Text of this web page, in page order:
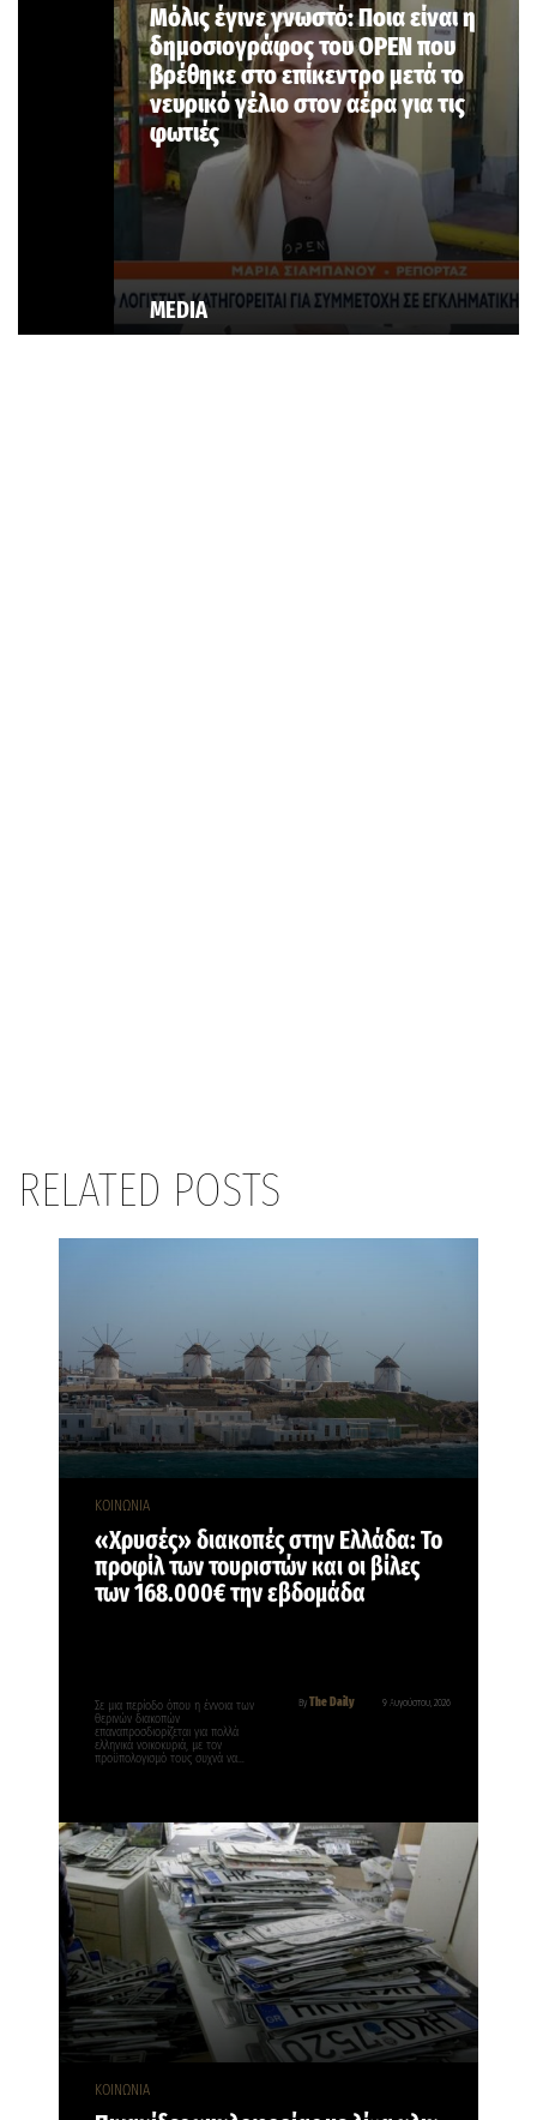
MEDIA
Μόλις έγινε γνωστό: Ποια είναι η
δημοσιογράφος του OPEN που
βρέθηκε στο επίκεντρο μετά το
νευρικό γέλιο στον αέρα για τις
φωτιές
RELATED POSTS
ΚΟΙΝΩΝΙΑ
«Χρυσές» διακοπές στην Ελλάδα: Το
προφίλ των τουριστών και οι βίλες
των 168.000€ την εβδομάδα
By The Daily 9 Αυγούστου, 2026
Σε μια περίοδο όπου η έννοια των
θερινών διακοπών
επαναπροσδιορίζεται για πολλά
ελληνικά νοικοκυριά, με τον
προϋπολογισμό τους συχνά να…
ΚΟΙΝΩΝΙΑ